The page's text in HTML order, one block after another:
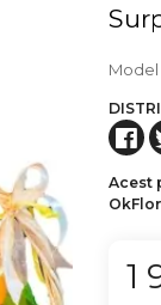
Model
Acest
1